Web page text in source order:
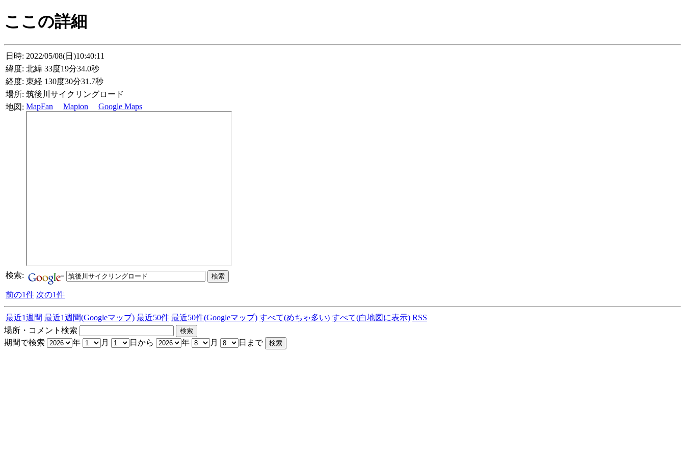
ここの詳細
日時: 2022/05/08(日)10:40:11
緯度: 北緯 33度19分34.0秒
経度: 東経 130度30分31.7秒
場所: 筑後川サイクリングロード
地図: MapFan Mapion Google Maps
検索:
前の1件 次の1件
最近1週間 最近1週間(Googleマップ) 最近50件 最近50件(Googleマップ) すべて(めちゃ多い) すべて(白地図に表示) RSS
場所・コメント検索
期間で検索
年 月 日から 年 月 日まで